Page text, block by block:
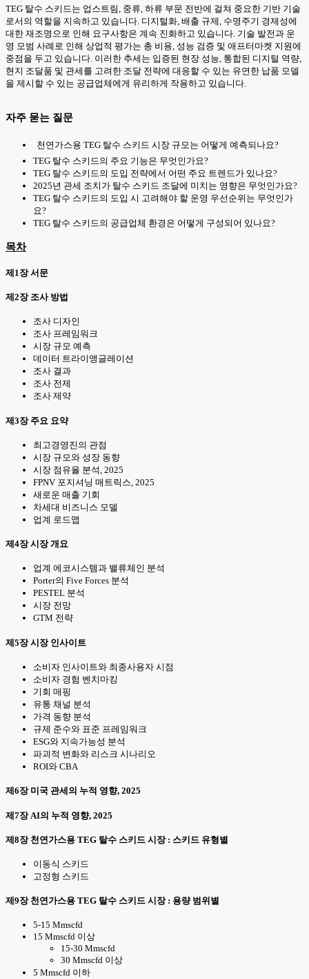
TEG 탈수 스키드는 업스트림, 중류, 하류 부문 전반에 걸쳐 중요한 기반 기술
로서의 역할을 지속하고 있습니다. 디지털화, 배출 규제, 수명주기 경제성에
대한 재조명으로 인해 요구사항은 계속 진화하고 있습니다. 기술 발전과 운
영 모범 사례로 인해 상업적 평가는 총 비용, 성능 검증 및 애프터마켓 지원에
중점을 두고 있습니다. 이러한 추세는 입증된 현장 성능, 통합된 디지털 역량,
현지 조달품 및 관세를 고려한 조달 전략에 대응할 수 있는 유연한 납품 모델
을 제시할 수 있는 공급업체에게 유리하게 작용하고 있습니다.
자주 묻는 질문
천연가스용 TEG 탈수 스키드 시장 규모는 어떻게 예측되나요?
TEG 탈수 스키드의 주요 기능은 무엇인가요?
TEG 탈수 스키드의 도입 전략에서 어떤 주요 트렌드가 있나요?
2025년 관세 조치가 탈수 스키드 조달에 미치는 영향은 무엇인가요?
TEG 탈수 스키드의 도입 시 고려해야 할 운영 우선순위는 무엇인가
요?
TEG 탈수 스키드의 공급업체 환경은 어떻게 구성되어 있나요?
목차
제1장 서문
제2장 조사 방법
조사 디자인
조사 프레임워크
시장 규모 예측
데이터 트라이앵글레이션
조사 결과
조사 전제
조사 제약
제3장 주요 요약
최고경영진의 관점
시장 규모와 성장 동향
시장 점유율 분석, 2025
FPNV 포지셔닝 매트릭스, 2025
새로운 매출 기회
차세대 비즈니스 모델
업계 로드맵
제4장 시장 개요
업계 에코시스템과 밸류체인 분석
Porter의 Five Forces 분석
PESTEL 분석
시장 전망
GTM 전략
제5장 시장 인사이트
소비자 인사이트와 최종사용자 시점
소비자 경험 벤치마킹
기회 매핑
유통 채널 분석
가격 동향 분석
규제 준수와 표준 프레임워크
ESG와 지속가능성 분석
파괴적 변화와 리스크 시나리오
ROI와 CBA
제6장 미국 관세의 누적 영향, 2025
제7장 AI의 누적 영향, 2025
제8장 천연가스용 TEG 탈수 스키드 시장 : 스키드 유형별
이동식 스키드
고정형 스키드
제9장 천연가스용 TEG 탈수 스키드 시장 : 용량 범위별
5-15 Mmscfd
15 Mmscfd 이상
15-30 Mmscfd
30 Mmscfd 이상
5 Mmscfd 이하